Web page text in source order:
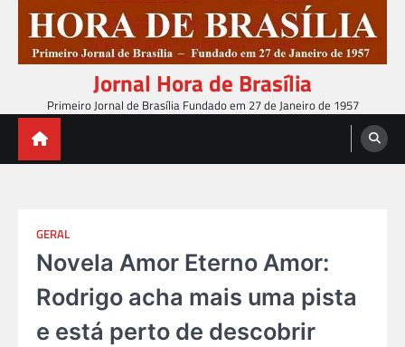
content
Jornal Hora de Brasília
Primeiro Jornal de Brasília Fundado em 27 de Janeiro de 1957
GERAL
Novela Amor Eterno Amor:
Rodrigo acha mais uma pista
e está perto de descobrir